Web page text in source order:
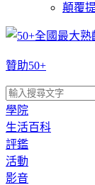
顛覆
贊助50+
學院
生活百科
評鑑
活動
影音